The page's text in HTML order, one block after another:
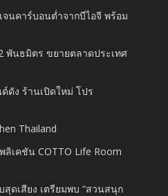
จนคาร์บอนต่ำจากบีไอจี พร้อม
พันธมิตร ขยายตลาดประเทศ
ดัง ร้านเปิดใหม่ โปร
Thailand
ลิเคชัน COTTO Life Room
ดเสียง เตรียมพบ “สวนสนุก